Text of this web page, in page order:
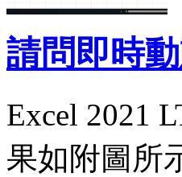
請問即時
Excel 2021
果如附圖所